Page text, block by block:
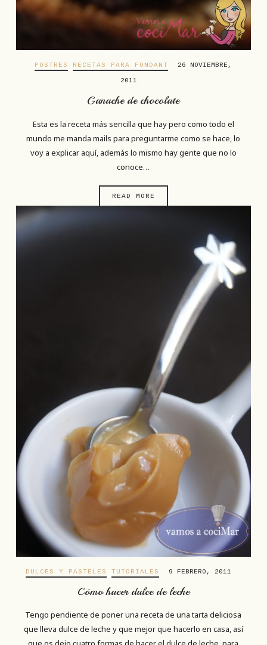
POSTRES RECETAS PARA FONDANT 26 NOVIEMBRE,
2011
Ganache de chocolate
Esta es la receta más sencilla que hay pero como todo el
mundo me manda mails para preguntarme como se hace, lo
voy a explicar aquí, además lo mismo hay gente que no lo
conoce…
READ MORE
DULCES Y PASTELES TUTORIALES 9 FEBRERO, 2011
Cómo hacer dulce de leche
Tengo pendiente de poner una receta de una tarta deliciosa
que lleva dulce de leche y que mejor que hacerlo en casa, así